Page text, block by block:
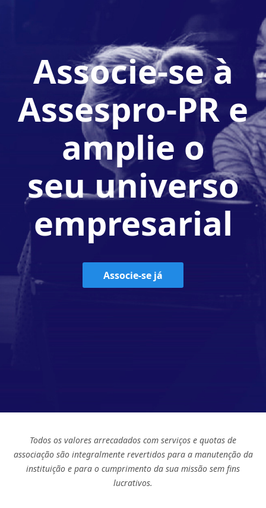
Associe-se à
Assespro-PR e
amplie o
seu universo
empresarial
Associe-se já
Todos os valores arrecadados com serviços e quotas de
associação são integralmente revertidos para a manutenção da
instituição e para o cumprimento da sua missão sem fins
lucrativos.